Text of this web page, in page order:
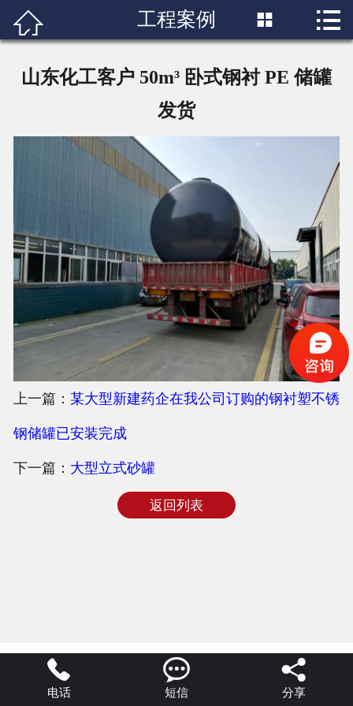
 首页
新闻资讯
工厂设备
联系我们
客户感言
合作客户
 工程案例  
山东化工客户 50m³ 卧式钢衬 PE 储罐
发货
上一篇： 某大型新建药企在我公司订购的钢衬塑不锈
钢储罐已安装完成
下一篇： 大型立式砂罐
返回列表

电话

短信

分享